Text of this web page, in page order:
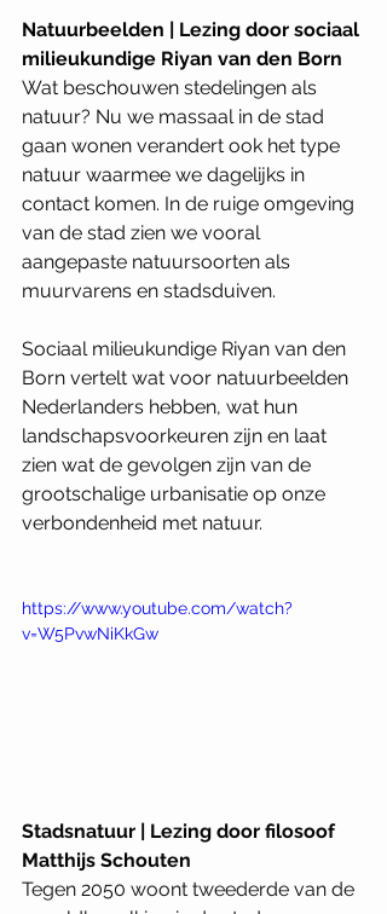
Natuurbeelden | Lezing door sociaal
milieukundige Riyan van den Born
Wat beschouwen stedelingen als
natuur? Nu we massaal in de stad
gaan wonen verandert ook het type
natuur waarmee we dagelijks in
contact komen. In de ruige omgeving
van de stad zien we vooral
aangepaste natuursoorten als
muurvarens en stadsduiven.
Sociaal milieukundige Riyan van den
Born vertelt wat voor natuurbeelden
Nederlanders hebben, wat hun
landschapsvoorkeuren zijn en laat
zien wat de gevolgen zijn van de
grootschalige urbanisatie op onze
verbondenheid met natuur.
https://www.youtube.com/watch?
v=W5PvwNiKkGw
Stadsnatuur | Lezing door filosoof
Matthijs Schouten
Tegen 2050 woont tweederde van de